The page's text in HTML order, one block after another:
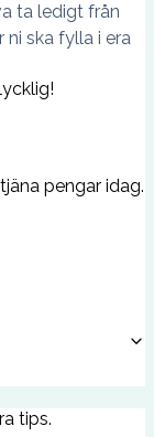
ta ledigt från
ska fylla i era
pengar idag.
tips.